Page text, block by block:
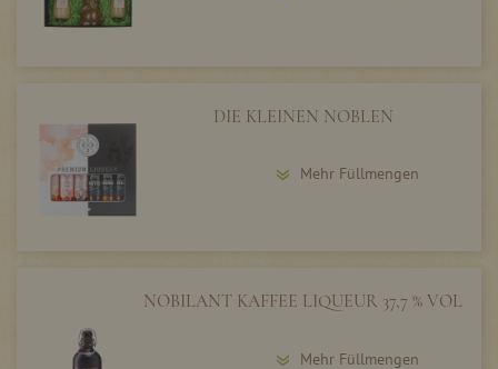
DIE KLEINEN NOBLEN
Mehr Füllmengen
NOBILANT KAFFEE LIQUEUR 37,7 % VOL
Mehr Füllmengen